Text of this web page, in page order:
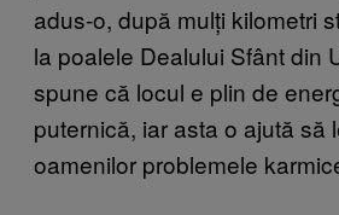
adus-o, după mulți kilometri
la poalele Dealului Sfânt din
spune că locul e plin de
puternică, iar asta o ajută să
oamenilor problemele